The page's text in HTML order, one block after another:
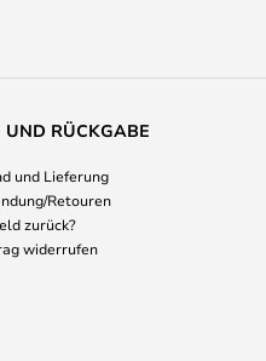
UND RÜCKGABE
und Lieferung
Retouren
zurück?
widerrufen